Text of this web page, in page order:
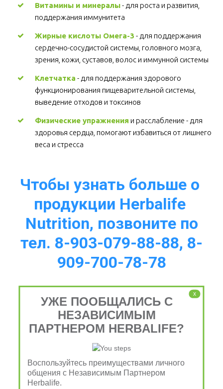
Витамины и минералы - для роста и развития,
поддержания иммунитета
Жирные кислоты Омега-3 - для поддержания
сердечно-сосудистой системы, головного мозга,
зрения, кожи, суставов, волос и иммунной системы
Клетчатка - для поддержания здорового
функционирования пищеварительной системы,
выведение отходов и токсинов
Физические упражнения и расслабление - для
здоровья сердца, помогают избавиться от лишнего
веса и стресса
Чтобы узнать больше о
продукции Herbalife
Nutrition, позвоните по
тел. 8-903-079-88-88, 8-
909-700-78-78
Питайтесь
сбалансированно,
чтобы жить лучше!
x
УЖЕ ПООБЩАЛИСЬ С
НЕЗАВИСИМЫМ
ПАРТНЕРОМ HERBALIFE?
Воспользуйтесь преимуществами личного
общения с Независимым Партнером
Herbalife.